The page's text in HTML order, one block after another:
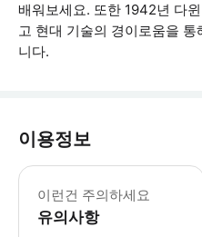
배워보세요. 또한 1942년 다
고 현대 기술의 경이로움을
니다.
이용정보
이런건 주의하세요
유의사항